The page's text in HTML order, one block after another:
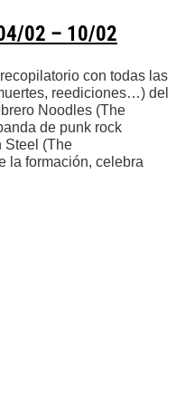
02 – 10/02
con todas las
reediciones…) del
Noodles (The
de punk rock
Steel (The
la formación, celebra